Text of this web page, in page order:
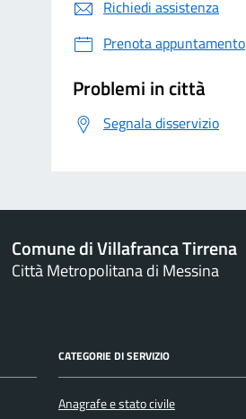
Richiedi assistenza
Prenota appuntamento
Problemi in città
Segnala disservizio
Comune di Villafranca Tirrena
Città Metropolitana di Messina
CATEGORIE DI SERVIZIO
Anagrafe e stato civile